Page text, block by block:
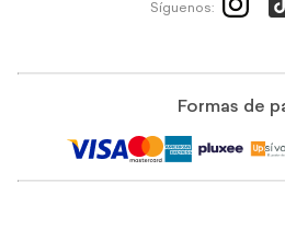
Síguenos:
Formas de